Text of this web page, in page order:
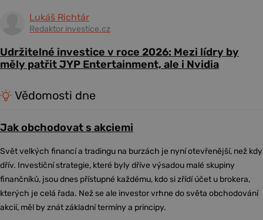
Lukáš Richtár
Redaktor investice.cz
Udržitelné investice v roce 2026: Mezi lídry by
měly patřit JYP Entertainment, ale i Nvidia
Vědomosti dne
Jak obchodovat s akciemi
Svět velkých financí a tradingu na burzách je nyní otevřenější, než kdy
dřív. Investiční strategie, které byly dříve výsadou malé skupiny
finančníků, jsou dnes přístupné každému, kdo si zřídí účet u brokera,
kterých je celá řada. Než se ale investor vrhne do světa obchodování
akcií, měl by znát základní termíny a principy.